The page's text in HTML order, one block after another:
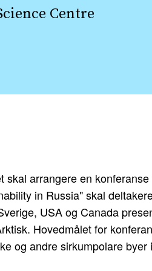
Centre
arrangere en
in Russia" skal
USA og Canada
Hovedmålet for
og andre sirkumpolare byer